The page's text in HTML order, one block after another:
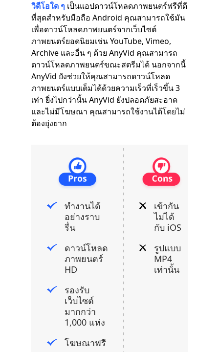
วิดีโอใด ๆ เป็นแอปดาวน์โหลดภาพยนตร์ฟรีที่ดี
ที่สุดสำหรับมือถือ Android คุณสามารถใช้มัน
เพื่อดาวน์โหลดภาพยนตร์จากเว็บไซต์
ภาพยนตร์ยอดนิยมเช่น YouTube, Vimeo,
Archive และอื่น ๆ ด้วย AnyVid คุณสามารถ
ดาวน์โหลดภาพยนตร์ขณะสตรีมได้ นอกจากนี้
AnyVid ยังช่วยให้คุณสามารถดาวน์โหลด
ภาพยนตร์แบบเต็มได้ด้วยความเร็วที่เร็วขึ้น 3
เท่า ยิ่งไปกว่านั้น AnyVid ยังปลอดภัยสะอาด
และไม่มีโฆษณา คุณสามารถใช้งานได้โดยไม่
ต้องยุ่งยาก
ทำงานได้
อย่างราบ
รื่น
ดาวน์โหลด
ภาพยนตร์
HD
รองรับ
เว็บไซต์
มากกว่า
1,000 แห่ง
โฆษณาฟรี
เข้ากัน
ไม่ได้
กับ iOS
รูปแบบ
MP4
เท่านั้น